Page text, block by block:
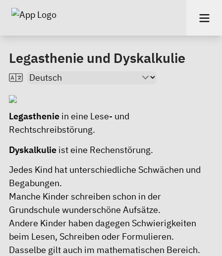
Legasthenie und Dyskalkulie
Legasthenie in eine Lese- und
Rechtschreibstörung.
Dyskalkulie ist eine Rechenstörung.
Jedes Kind hat unterschiedliche Schwächen und
Begabungen.
Manche Kinder schreiben schon in der
Grundschule wunderschöne Aufsätze.
Andere Kinder haben dagegen Schwierigkeiten
beim Lesen, Schreiben oder Formulieren.
Dasselbe gilt auch im mathematischen Bereich.